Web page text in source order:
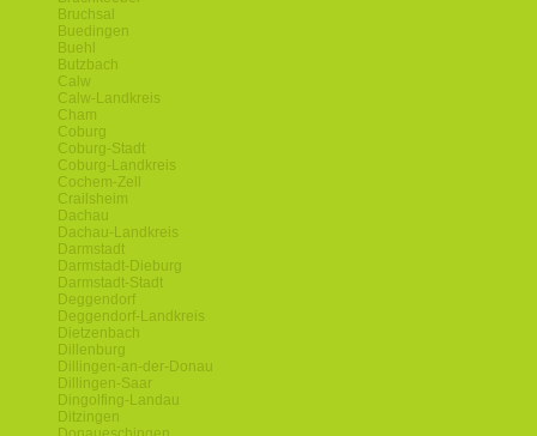
Bruchsal
Buedingen
Buehl
Butzbach
Calw
Calw-Landkreis
Cham
Coburg
Coburg-Stadt
Coburg-Landkreis
Cochem-Zell
Crailsheim
Dachau
Dachau-Landkreis
Darmstadt
Darmstadt-Dieburg
Darmstadt-Stadt
Deggendorf
Deggendorf-Landkreis
Dietzenbach
Dillenburg
Dillingen-an-der-Donau
Dillingen-Saar
Dingolfing-Landau
Ditzingen